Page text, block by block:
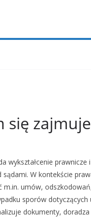
się
wykształcenie
W kontekście
umów,
sporów
dokumenty,